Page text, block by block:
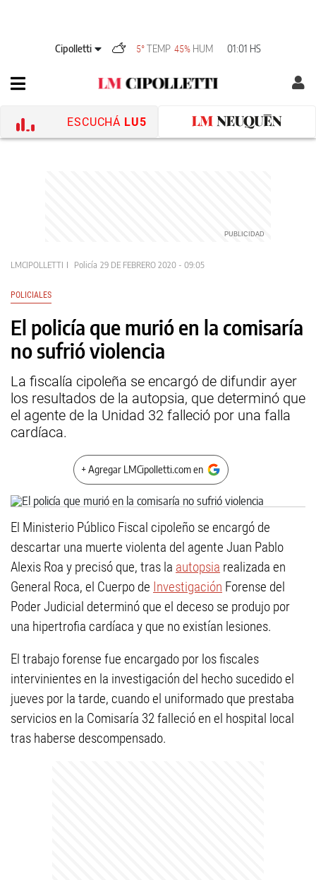
Cipolletti 5°TEMP 45% HUM 01:01 HS
ESCUCHÁ LU5
LMCIPOLLETTI Policía 29 DE FEBRERO 2020 - 09:05
POLICIALES
El policía que murió en la comisaría
no sufrió violencia
La fiscalía cipoleña se encargó de difundir ayer
los resultados de la autopsia, que determinó que
el agente de la Unidad 32 falleció por una falla
cardíaca.
+ Agregar LMCipolletti.com en
El Ministerio Público Fiscal cipoleño se encargó de
descartar una muerte violenta del agente Juan Pablo
Alexis Roa y precisó que, tras la autopsia realizada en
General Roca, el Cuerpo de Investigación Forense del
Poder Judicial determinó que el deceso se produjo por
una hipertrofia cardíaca y que no existían lesiones.
El trabajo forense fue encargado por los fiscales
intervinientes en la investigación del hecho sucedido el
jueves por la tarde, cuando el uniformado que prestaba
servicios en la Comisaría 32 falleció en el hospital local
tras haberse descompensado.